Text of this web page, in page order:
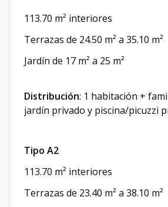
113.70 m² interiores
Terrazas de 24.50 m² a 35.10 m²
Jardín de 17 m² a 25 m²
Distribución: 1 habitación +
jardín privado y piscina/picuzzi
Tipo A2
113.70 m² interiores
Terrazas de 23.40 m² a 38.10 m²